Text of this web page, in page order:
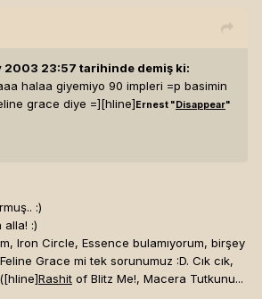
2003 23:57 tarihinde demiş ki:
halaa giyemiyo 90 impleri =p basimin
grace diye =][hline] Ernest " Disappear"
:)
alla! :)
Iron Circle, Essence bulamıyorum, birşey
Grace mi tek sorunumuz :D. Cık cık,
Rashit of Blitz Me!, Macera Tutkunu...